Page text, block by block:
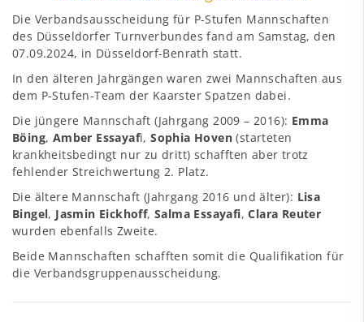
Die Verbandsausscheidung für P-Stufen Mannschaften
des Düsseldorfer Turnverbundes fand am Samstag, den
07.09.2024, in Düsseldorf-Benrath statt.
In den älteren Jahrgängen waren zwei Mannschaften aus
dem P-Stufen-Team der Kaarster Spatzen dabei.
Die jüngere Mannschaft (Jahrgang 2009 – 2016): Emma
Böing, Amber Essayafi,Sophia Hoven (starteten
krankheitsbedingt nur zu dritt) schafften aber trotz
fehlender Streichwertung 2. Platz.
Die ältere Mannschaft (Jahrgang 2016 und älter): Lisa
Bingel, Jasmin Eickhoff,Salma Essayafi,Clara Reuter
wurden ebenfalls Zweite.
Beide Mannschaften schafften somit die Qualifikation für
die Verbandsgruppenausscheidung.